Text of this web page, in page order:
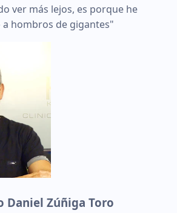
ver más lejos, es porque he
a hombros de gigantes"
Daniel Zúñiga Toro